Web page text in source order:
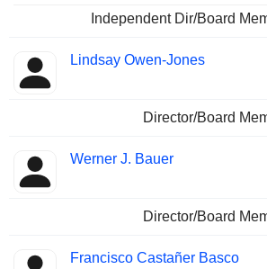
Independent Dir/Board
Lindsay Owen-Jones
Director/Board
Werner J. Bauer
Director/Board
Francisco Castañer Basco